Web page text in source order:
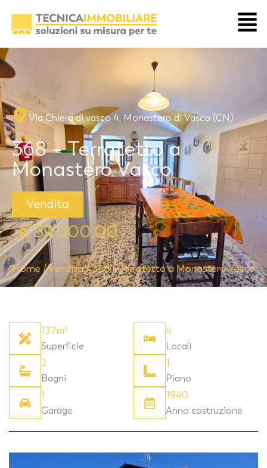
Via Chiera di vasco 4, Monastero di Vasco (CN)
368 – Terratetto a
Monastero Vasco
Vendita
€ 59.000,00
Home/Vendita/368 – Terratetto a Monastero Vasco
137m²
Superficie
4
Locali
2
Bagni
1
Piano
1
Garage
1940
Anno costruzione